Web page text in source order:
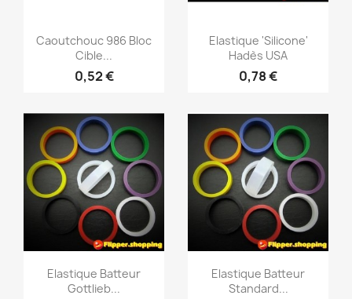
Caoutchouc 986 Bloc
Cible...
0,52 €
Elastique 'Silicone'
Hadès USA
0,78 €
Elastique Batteur
Gottlieb...
Elastique Batteur
Standard...